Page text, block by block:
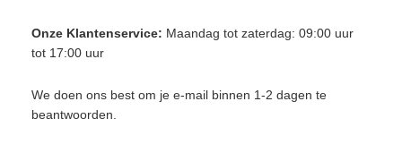
Onze Klantenservice: Maandag tot zaterdag: 09:00 uur
tot 17:00 uur
We doen ons best om je e-mail binnen 1-2 dagen te
beantwoorden.